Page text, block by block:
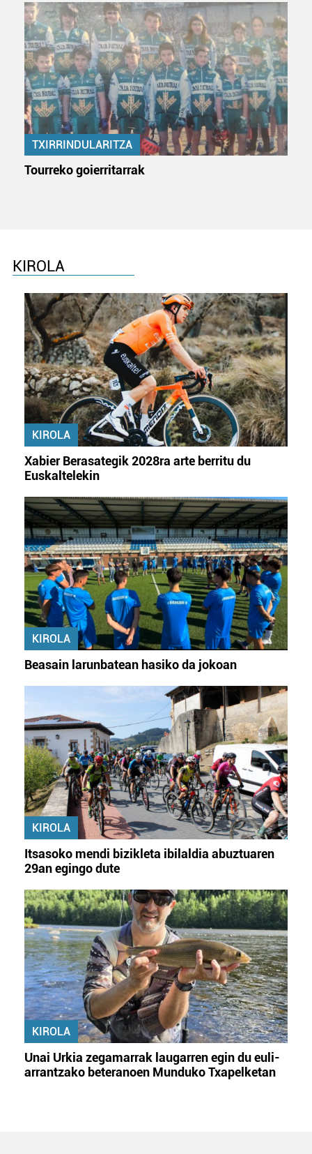
TXIRRINDULARITZA
Tourreko goierritarrak
KIROLA
KIROLA
Xabier Berasategik 2028ra arte berritu du
Euskaltelekin
KIROLA
Beasain larunbatean hasiko da jokoan
KIROLA
Itsasoko mendi bizikleta ibilaldia abuztuaren
29an egingo dute
KIROLA
Unai Urkia zegamarrak laugarren egin du euli-
arrantzako beteranoen Munduko Txapelketan